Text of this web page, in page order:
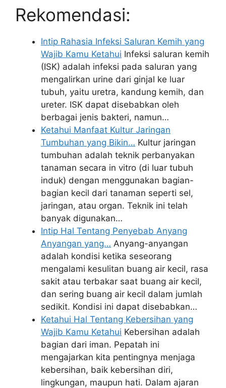
Rekomendasi:
Intip Rahasia Infeksi Saluran Kemih yang
Wajib Kamu Ketahui Infeksi saluran kemih
(ISK) adalah infeksi pada saluran yang
mengalirkan urine dari ginjal ke luar
tubuh, yaitu uretra, kandung kemih, dan
ureter. ISK dapat disebabkan oleh
berbagai jenis bakteri, namun…
Ketahui Manfaat Kultur Jaringan
Tumbuhan yang Bikin… Kultur jaringan
tumbuhan adalah teknik perbanyakan
tanaman secara in vitro (di luar tubuh
induk) dengan menggunakan bagian-
bagian kecil dari tanaman seperti sel,
jaringan, atau organ. Teknik ini telah
banyak digunakan…
Intip Hal Tentang Penyebab Anyang
Anyangan yang… Anyang-anyangan
adalah kondisi ketika seseorang
mengalami kesulitan buang air kecil, rasa
sakit atau terbakar saat buang air kecil,
dan sering buang air kecil dalam jumlah
sedikit. Kondisi ini dapat disebabkan…
Ketahui Hal Tentang Kebersihan yang
Wajib Kamu Ketahui Kebersihan adalah
bagian dari iman. Pepatah ini
mengajarkan kita pentingnya menjaga
kebersihan, baik kebersihan diri,
lingkungan, maupun hati. Dalam ajaran